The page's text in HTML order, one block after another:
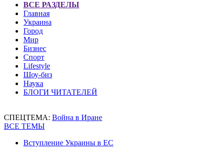
ВСЕ РАЗДЕЛЫ
Главная
Украина
Город
Мир
Бизнес
Спорт
Lifestyle
Шоу-биз
Наука
БЛОГИ ЧИТАТЕЛЕЙ
СПЕЦТЕМА: Война в Иране
ВСЕ ТЕМЫ
Вступление Украины в ЕС